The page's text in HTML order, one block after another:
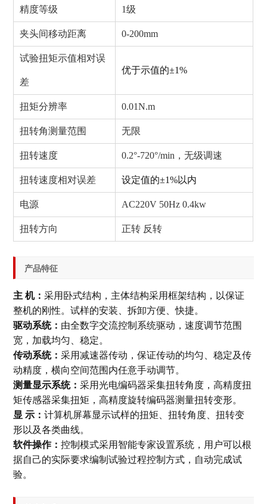
精度等级 1级
夹头间移动距离 0-200mm
试验扭矩示值相对误
差
优于示值的±1%
扭矩分辨率 0.01N.m
扭转角测量范围 无限
扭转速度 0.2°-720°/min，无级调速
扭转速度相对误差 设定值的±1%以内
电源 AC220V 50Hz 0.4kw
扭转方向 正转 反转
产品特征
主 机：采用卧式结构，主体结构采用框架结构，以保证
整机的刚性。试样的安装、拆卸方便、快捷。
驱动系统： 由全数字交流控制系统驱动，速度调节范围
宽，加载均匀、稳定。
传动系统：采用减速器传动，保证传动的均匀、稳定及传
动精度，横向空间范围内任意手动调节。
测量显示系统：采用光电编码器采集扭转角度，高精度扭
矩传感器采集扭矩，高精度旋转编码器测量扭转变形。
显 示：计算机屏幕显示试样的扭矩、扭转角度、扭转变
形以及各类曲线。
软件操作：控制模式采用智能专家设置系统，用户可以根
据自己的实际要求编制试验过程控制方式，自动完成试
验。